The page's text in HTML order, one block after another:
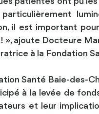
il est important
», ajoute Docteure
à la Fondation
Santé Baie-des-
à la levée de
et leur